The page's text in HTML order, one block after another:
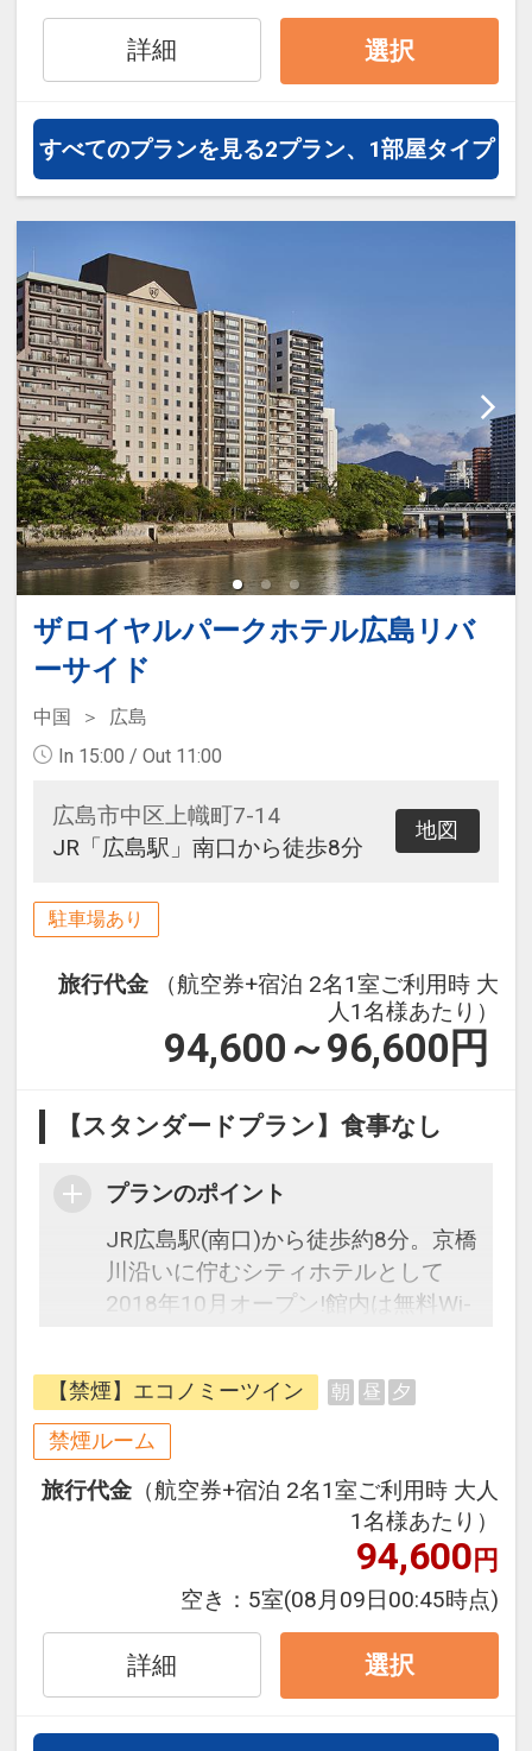
■客室■
広島温泉「瀬戸の湯」入場フリーパ
※4歳未満入場不可
詳細 選択
すべてのプランを見る2プラン、1部屋タイプ
ザロイヤルパークホテル広島リバ
ーサイド
中国
広島
In 15:00 / Out 11:00
広島市中区上幟町7-14
JR「広島駅」南口から徒歩8分
地図
駐車場あり
旅行代金
（航空券+宿泊 2名1室ご利用時 大
人1名様あたり）
94,600～96,600 円
【スタンダードプラン】食事なし
プランのポイント
JR広島駅(南口)から徒歩約8分。京橋
川沿いに佇むシティホテルとして
2018年10月オープン!館内は無料Wi-
としても最適!
往復の航空券と宿泊がセットになっ
たスタンダードな＜食事なし＞プラ
ンです。フライトと宿泊を自由に組
み合わせできるダイナミックパッケ
ージだから、一都市滞在はもちろん
旅行期間中の1泊だけの宿泊や延
フライトは、安心のJAL（または
JALグループ）確約！フライトマイ
【禁煙】エコノミーツイン 朝 昼 夕
禁煙ルーム
旅行代金 （航空券+宿泊 2名1室ご利用時 大人
1名様あたり）
94,600円
空き： 5室(08月09日00:45時点)
詳細 選択